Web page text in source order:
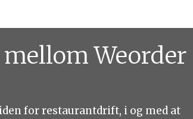
Weorder
for restaurantdrift, i og med at